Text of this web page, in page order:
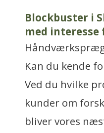
Blockbuster i
med
Kan du kende
Ved du hvilke
kunder om
bliver vores